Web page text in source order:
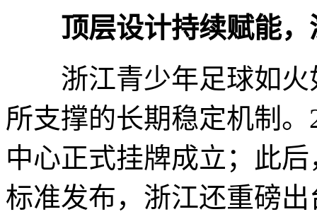
顶层设计持续赋能，
浙江青少年足球如火
所支撑的长期稳定机制
中心正式挂牌成立；此
标准发布，浙江还重磅